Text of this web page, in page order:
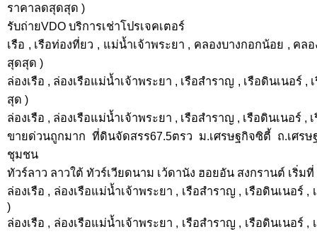
ราคาลดสุดสุด )
รับถ่ายVDO บริการเช่าโปรเจคเตอร์
เรือ , เรือท่องที่ยว , แม่น้ำเจ้าพระยา , คลองบางกอกน้อย , ค
สุดสุด )
ล่องเรือ , ล่องเรือแม่น้ำเจ้าพระยา , เรือสำราญ , เรือดินเนอร์ ,
สุด )
ล่องเรือ , ล่องเรือแม่น้ำเจ้าพระยา , เรือสำราญ , เรือดินเนอร์
ขายด่วนถูกมาก ที่ดินจัดสรร67.5ตรว ม.เศรษฐกิจซิตี้ ถ.เศ
ชุมชน
ทัวร์ลาว ลาวใต้ ทัวร์เวียดนาม เว้ดานัง ฮอยอัน สงกรานต์ เริ่ม
ล่องเรือ , ล่องเรือแม่น้ำเจ้าพระยา , เรือสำราญ , เรือดินเนอร์
)
ล่องเรือ , ล่องเรือแม่น้ำเจ้าพระยา , เรือสำราญ , เรือดินเนอร์ ,